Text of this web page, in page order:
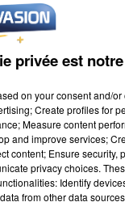
d'un tiers
du dernier
privée est
on your consent and/
Create profiles for
Measure content
and improve services;
content; Ensure security,
privacy choices.
Identify
from other data